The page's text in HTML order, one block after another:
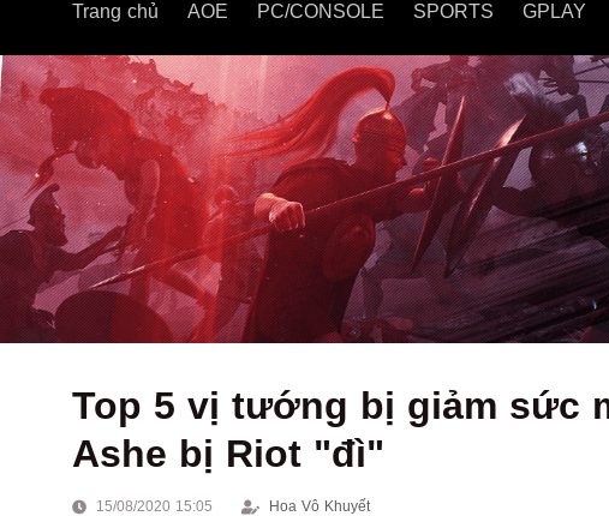
Trang chủ AOE PC/CONSOLE SPORTS GPLAY
Top 5 vị tướng bị giảm sức
Ashe bị Riot "đì"
15/08/2020 15:05 Hoa Vô Khuyết